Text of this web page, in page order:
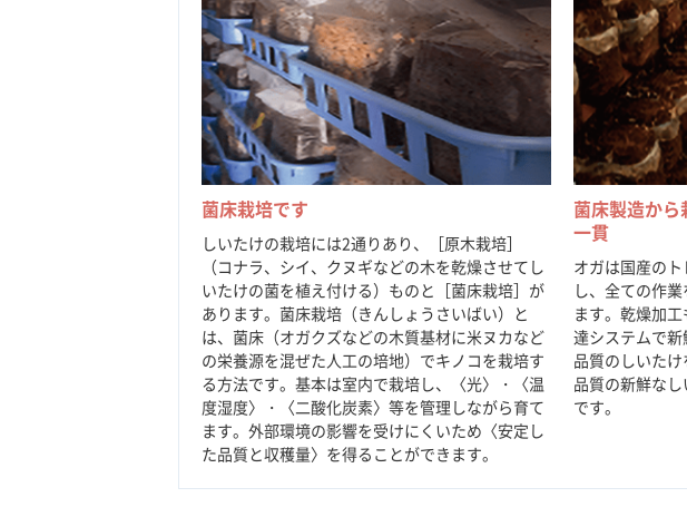
菌床栽培です
しいたけの栽培には2通りあり、［原木栽培］
（コナラ、シイ、クヌギなどの木を乾燥させてし
いたけの菌を植え付ける）ものと［菌床栽培］が
あります。菌床栽培（きんしょうさいばい）と
は、菌床（オガクズなどの木質基材に米ヌカなど
の栄養源を混ぜた人工の培地）でキノコを栽培す
る方法です。基本は室内で栽培し、〈光〉・〈温
度湿度〉・〈二酸化炭素〉等を管理しながら育て
ます。外部環境の影響を受けにくいため〈安定し
た品質と収穫量〉を得ることができます。
菌床製造か
一貫
オガは国産の
し、全ての作
ます。乾燥加
達システムで
品質のしいた
品質の新鮮な
です。